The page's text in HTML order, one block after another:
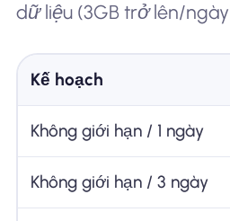
dữ liệu (3GB trở lên/
Kế hoạch
Không giới hạn / 1 ngày
Không giới hạn / 3 ngày